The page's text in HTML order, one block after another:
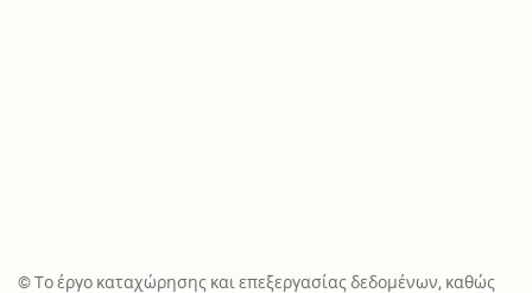
© Το έργο καταχώρησης και επεξεργασίας δεδομένων, καθώς